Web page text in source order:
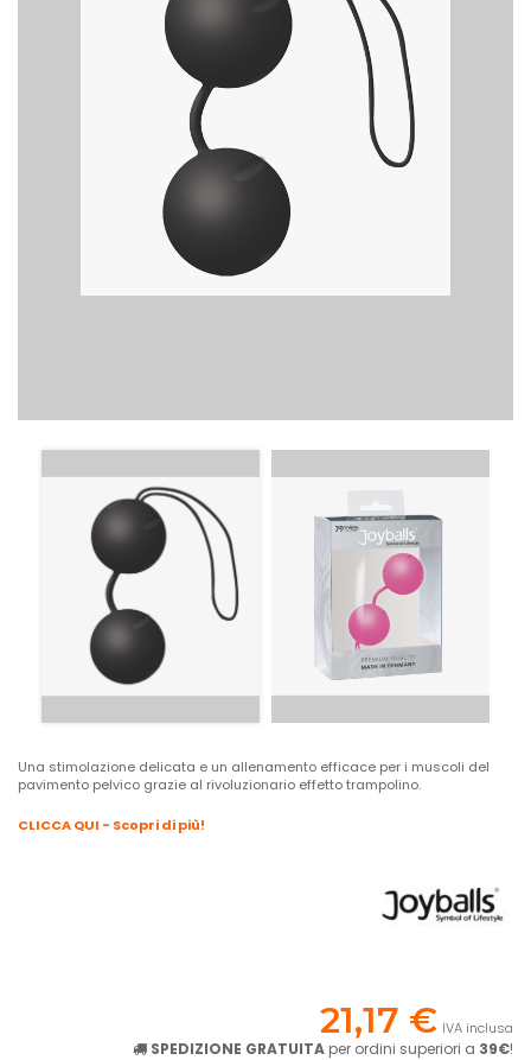
Una stimolazione delicata e un allenamento efficace per i muscoli del
pavimento pelvico grazie al rivoluzionario effetto trampolino.
CLICCA QUI - Scopri di più!
21,17 € IVA inclusa
SPEDIZIONE GRATUITA per ordini superiori a 39€!